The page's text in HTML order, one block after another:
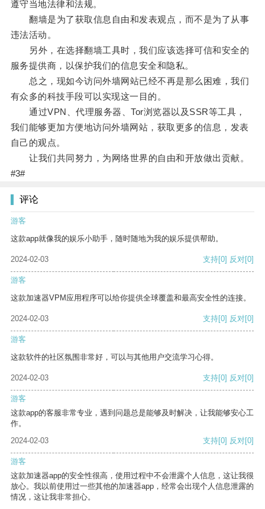
遵守当地法律和法规。
翻墙是为了获取信息自由和发表观点，而不是为了从事
违法活动。
另外，在选择翻墙工具时，我们应该选择可信和安全的
服务提供商，以保护我们的信息安全和隐私。
总之，现如今访问外墙网站已经不再是那么困难，我们
有众多的科技手段可以实现这一目的。
通过VPN、代理服务器、Tor浏览器以及SSR等工具，
我们能够更加方便地访问外墙网站，获取更多的信息，发表
自己的观点。
让我们共同努力，为网络世界的自由和开放做出贡献。
#3#
评论
游客
这款app就像我的娱乐小助手，随时随地为我的娱乐提供帮助。
2024-02-03 支持[0] 反对[0]
游客
这款加速器VPM应用程序可以给你提供全球覆盖和最高安全性的连接。
2024-02-03 支持[0] 反对[0]
游客
这款软件的社区氛围非常好，可以与其他用户交流学习心得。
2024-02-03 支持[0] 反对[0]
游客
这款app的客服非常专业，遇到问题总是能够及时解决，让我能够安心工
作。
2024-02-03
支持[0] 反对[0]
游客
这款加速器app的安全性很高，使用过程中不会泄露个人信息，这让我很
放心。我以前使用过一些其他的加速器app，经常会出现个人信息泄露的
情况，这让我非常担心。